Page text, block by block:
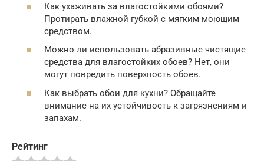
Как ухаживать за влагостойкими обоями?
Протирать влажной губкой с мягким моющим
средством.
Можно ли использовать абразивные чистящие
средства для влагостойких обоев? Нет, они
могут повредить поверхность обоев.
Как выбрать обои для кухни? Обращайте
внимание на их устойчивость к загрязнениям и
запахам.
Рейтинг